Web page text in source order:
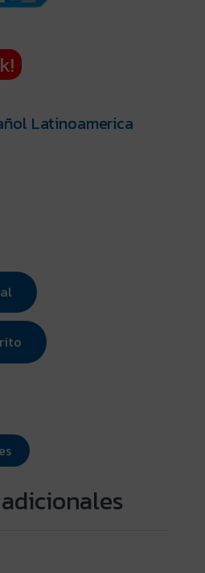
Latinoamerica